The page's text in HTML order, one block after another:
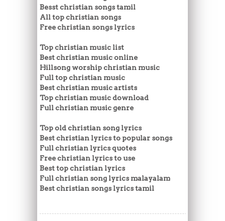
Besst christian songs tamil
All top christian songs
Free christian songs lyrics
Top christian music list
Best christian music online
Hillsong worship christian music
Full top christian music
Best christian music artists
Top christian music download
Full christian music genre
Top old christian song lyrics
Best christian lyrics to popular songs
Full christian lyrics quotes
Free christian lyrics to use
Best top christian lyrics
Full christian song lyrics malayalam
Best christian songs lyrics tamil